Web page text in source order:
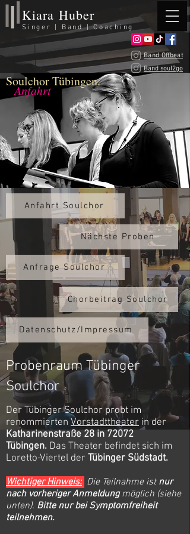
Kiara Huber
Singer | Band | Coaching
Band Offbeat
Band soul2go
Anfahrt
Soulchor Tübingen.
Anfahrt Soulchor
Nächste Proben
Anfrage Soulchor
Chorbeitrag Soulchor
Datenschutz/Impressum
Probenraum Tübinger
Soulchor
Der Tübinger Soulchor probt im
renommierten Vorstadttheater in der
Katharinenstraße 28 in 72072
Tübingen. Das Theater befindet sich im
Loretto-Viertel der Tübinger Südstadt .
Wichtiger Hinweis: Die Teilnahme ist nur
nach vorheriger Anmeldungmöglich (siehe
unten). Bitte nur bei Symptomfreiheit
teilnehmen.